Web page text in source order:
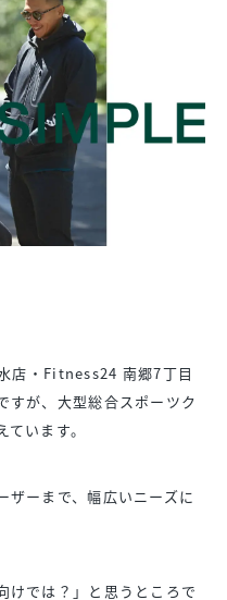
店・Fitness24 南郷7丁目
すが、大型総合スポーツク
います。
ザーまで、幅広いニーズに
けでは？」と思うところで